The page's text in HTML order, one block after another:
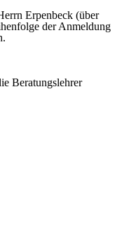
Erpenbeck (über
der Anmeldung
Beratungslehrer